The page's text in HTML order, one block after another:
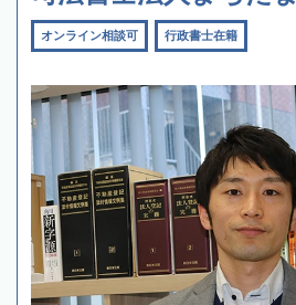
オンライン相談可 行政書士在籍